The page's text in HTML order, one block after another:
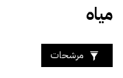
مياه
مرشحات